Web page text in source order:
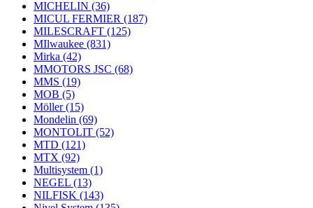
MICHELIN (36)
MICUL FERMIER (187)
MILESCRAFT (125)
MIlwaukee (831)
Mirka (42)
MMOTORS JSC (68)
MMS (19)
MOB (5)
Möller(15)
Mondelin (69)
MONTOLIT (52)
MTD (121)
MTX (92)
Multisystem (1)
NEGEL (13)
NILFISK (143)